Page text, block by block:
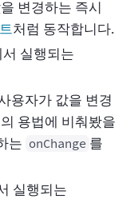
변경하는 즉시
처럼 동작합니다.
서 실행되는
용자가 값을 변경
용법에 비춰봤을
는 onChange 를
실행되는